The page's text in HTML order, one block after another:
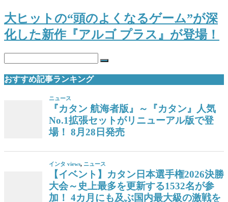
大ヒットの“頭のよくなるゲーム”が深
化した新作『アルゴ プラス』が登場！
おすすめ記事ランキング